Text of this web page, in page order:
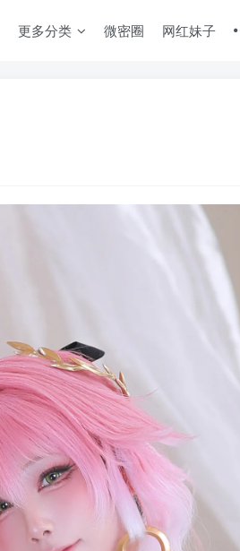
更多分类 微密圈 网红妹子